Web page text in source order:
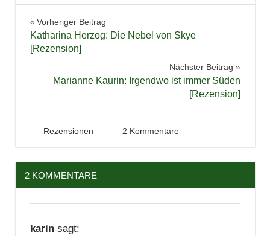
Bücher
Lesen
Rezension
Beitragsnavigation
Vorheriger Beitrag
Katharina Herzog: Die Nebel von Skye
[Rezension]
Nächster Beitrag
Marianne Kaurin: Irgendwo ist immer Süden
[Rezension]
6. Januar 2021
Tintenhain
Rezensionen 2 Kommentare
2 KOMMENTARE
karin sagt: